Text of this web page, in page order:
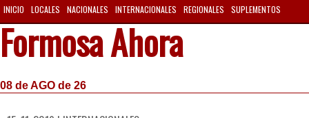
INICIO LOCALES NACIONALES INTERNACIONALES REGIONALES SUPLEMENTOS
Formosa Ahora
08 de AGO de 26